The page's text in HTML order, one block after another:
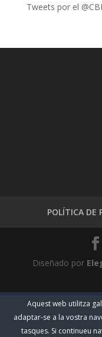
Tweets por el
POLÍTICA DE
Diseñado por
Aquest web utilitza
adaptar-se a la vostra
tasques. Si continueu